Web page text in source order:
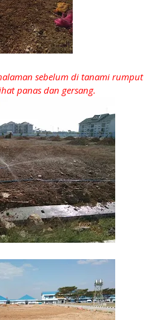
sebelum di tanami rumput
panas dan gersang.